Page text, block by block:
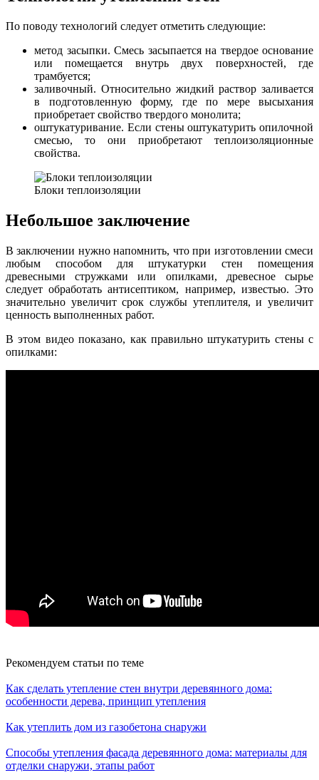
По поводу технологий следует отметить следующие:
метод засыпки. Смесь засыпается на твердое основание
или помещается внутрь двух поверхностей, где
трамбуется;
заливочный. Относительно жидкий раствор заливается
в подготовленную форму, где по мере высыхания
приобретает свойство твердого монолита;
оштукатуривание. Если стены оштукатурить опилочной
смесью, то они приобретают теплоизоляционные
свойства.
Блоки теплоизоляции
Небольшое заключение
В заключении нужно напомнить, что при изготовлении смеси
любым способом для штукатурки стен помещения
древесными стружками или опилками, древесное сырье
следует обработать антисептиком, например, известью. Это
значительно увеличит срок службы утеплителя, и увеличит
ценность выполненных работ.
В этом видео показано, как правильно штукатурить стены с
опилками:
Рекомендуем статьи по теме
Как сделать утепление стен внутри деревянного дома:
особенности дерева, принцип утепления
Как утеплить дом из газобетона снаружи
Способы утепления фасада деревянного дома: материалы для
отделки снаружи, этапы работ